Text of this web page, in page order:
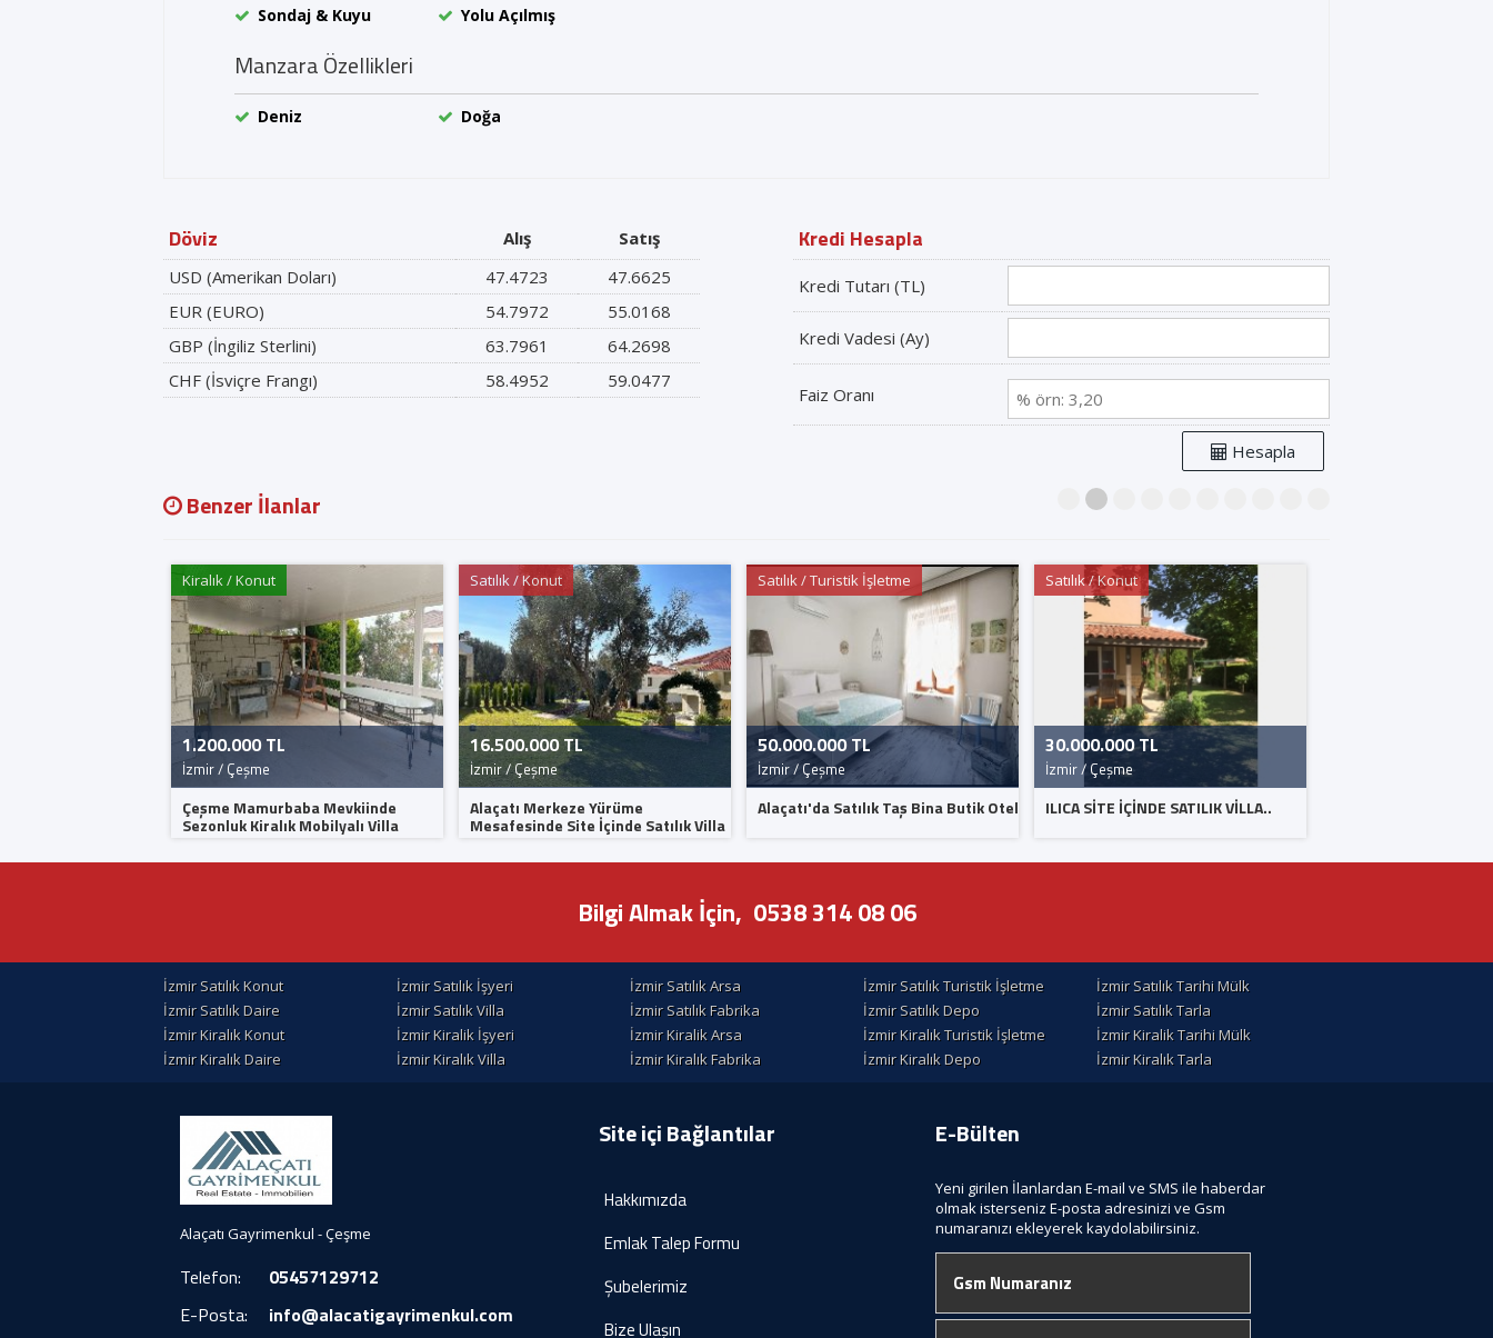
Sondaj & Kuyu Yolu Açılmış
Manzara Özellikleri
Deniz Doğa
Döviz Alış
Satış
USD (Amerikan Doları)
47.4723
47.6625
EUR (EURO)
54.7972
55.0168
GBP (İngiliz Sterlini)
63.7961
64.2698
CHF (İsviçre Frangı)
58.4952 59.0477
Kredi Hesapla
Kredi Tutarı (TL)
Kredi Vadesi (Ay)
Faiz Oranı
Hesapla
2
Benzer İlanlar
Kiralık / Konut
1.200.000 TL
İzmir / Çeşme
Çeşme Mamurbaba Mevkiinde
Sezonluk Kiralık Mobilyalı Villa
Satılık / Konut
16.500.000 TL
İzmir / Çeşme
Alaçatı Merkeze Yürüme
Mesafesinde Site İçinde Satılık Villa
Satılık / Turistik İşletme
50.000.000 TL
İzmir / Çeşme
Alaçatı'da Satılık Taş Bina Butik Otel
Satılık / Konut
30.000.000 TL
İzmir / Çeşme
ILICA SİTE İÇİNDE SATILIK VİLLA..
Bilgi Almak İçin, 0538 314 08 06
İzmir Satılık Konut İzmir Satılık İşyeri İzmir Satılık Arsa İzmir Satılık Turistik İşletme
İzmir Satılık Tarihi Mülk
İzmir Satılık Daire
İzmir Satılık Villa İzmir Satılık Fabrika İzmir Satılık Depo
İzmir Satılık Tarla
İzmir Kiralık Konut
İzmir Kiralik İşyeri İzmir Kiralik Arsa İzmir Kiralık Turistik İşletme
İzmir Kiralik Tarihi Mülk
İzmir Kiralık Daire
İzmir Kiralık Villa İzmir Kiralık Fabrika İzmir Kiralık Depo İzmir Kiralık Tarla
Alaçatı Gayrimenkul - Çeşme
Telefon:
05457129712
E-Posta:
info@alacatigayrimenkul.com
Site içi Bağlantılar
Hakkımızda
Emlak Talep Formu
Şubelerimiz
Bize Ulaşın
E-Bülten
Yeni girilen İlanlardan E-mail ve SMS ile haberdar
olmak isterseniz E-posta adresinizi ve Gsm
numaranızı ekleyerek kaydolabilirsiniz.